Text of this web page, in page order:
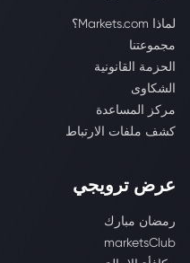
لماذا Markets.com؟
مجموعتنا
الحزمة القانونية
الشكاوى
مركز المساعدة
كشف ملفات الارتباط
عرض ترويجي
رمضان مبارك
marketsClub